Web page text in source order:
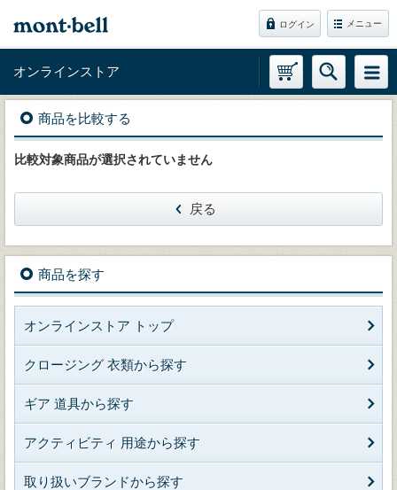
ログイン メニュー
オンラインストア
商品を比較する
比較対象商品が選択されていません
戻る
商品を探す
オンラインストア トップ
クロージング 衣類から探す
ギア 道具から探す
アクティビティ 用途から探す
取り扱いブランドから探す